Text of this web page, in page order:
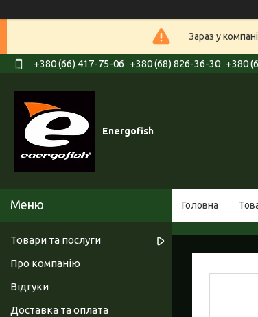
Зараз у
+380 (66) 417-75-06 +380 (68) 826-36-30 +380
Energofish
Головна
Товари та послуги
Про компанію
Відгуки
Доставка та оплата